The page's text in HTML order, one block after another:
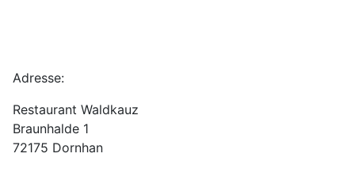
Adresse:
Restaurant Waldkauz
Braunhalde 1
72175 Dornhan